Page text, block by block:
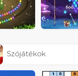
Szójátékok